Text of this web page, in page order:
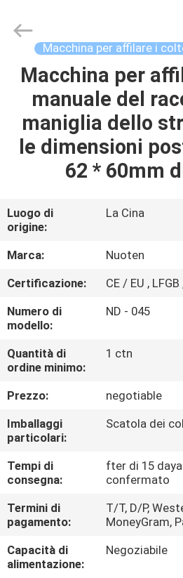
CASA.
PRODOTTI
SU
DI
NOI
VISITA
DELLA
FABBRICA
CONTROLLO
DELLA
QUALITÀ
CONTATTACI
NOTIZIE
Norton
Electric
Macchina per affilare i
Macchina per
manuale del
maniglia dello
le dimensioni
62 * 60mm
Luogo di
origine:
La Cina
Marca:
Nuoten
Certificazione:
CE / EU , LFGB
Numero di
modello:
ND - 045
Quantità di
ordine minimo:
1 ctn
Prezzo:
negotiable
Imballaggi
particolari:
Scatola dei
Tempi di
consegna:
fter di 15
confermato
Termini di
pagamento:
T/T, D/P,
MoneyGram,
Capacità di
alimentazione:
Negoziabile